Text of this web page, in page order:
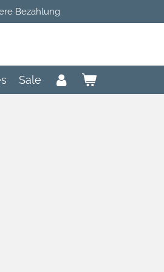
Bezahlung
Sale